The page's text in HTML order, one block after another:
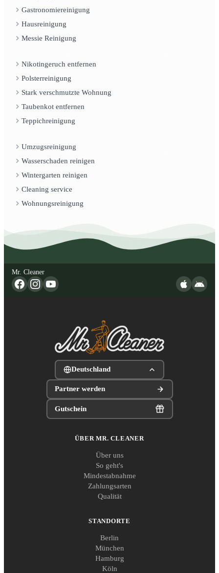
Gastronomiereinigung
Hausreinigung
Messie Reinigung
Nikotingeruch entfernen
Polsterreinigung
Stark verschmutzte Wohnung
Taubenkot entfernen
Teppichreinigung
Umzugsreinigung
Wasserschaden reinigen
Wintergarten reinigen
Cleaning service
Wohnungsreinigung
Mr. Cleaner
Deutschland
Partner werden
Gutschein
ÜBER MR. CLEANER
Über uns
So geht's
Mindestabnahme
Zahlungsarten
Qualität
STANDORTE
Berlin
München
Hamburg
Köln